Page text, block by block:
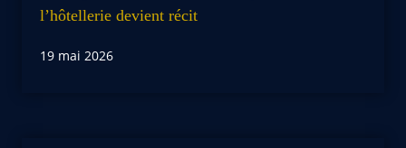
l’hôtellerie devient récit
19 mai 2026